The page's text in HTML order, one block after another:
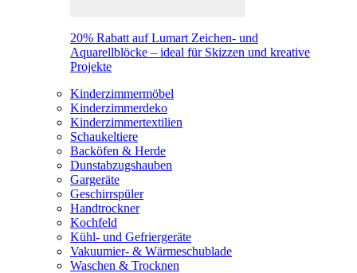
20% Rabatt auf Lumart Zeichen- und
Aquarellblöcke – ideal für Skizzen und kreative
Projekte
Kinderzimmermöbel
Kinderzimmerdeko
Kinderzimmertextilien
Schaukeltiere
Backöfen & Herde
Dunstabzugshauben
Gargeräte
Geschirrspüler
Handtrockner
Kochfeld
Kühl- und Gefriergeräte
Vakuumier- & Wärmeschublade
Waschen & Trocknen